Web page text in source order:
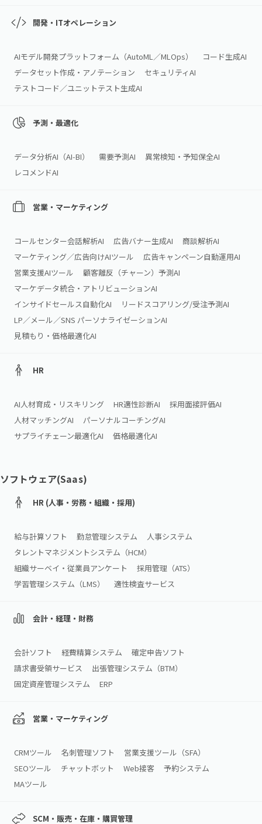
開発・ITオペレーション
AIモデル開発プラットフォーム（AutoML／MLOps）
コード生成AI
データセット作成・アノテーション
セキュリティAI
テストコード／ユニットテスト生成AI
予測・最適化
データ分析AI（AI‑BI） 需要予測AI
異常検知・予知保全AI
レコメンドAI
営業・マーケティング
コールセンター会話解析AI 広告バナー生成AI
商談解析AI
マーケティング／広告向けAIツール
広告キャンペーン自動運用AI
営業支援AIツール
顧客離反（チャーン）予測AI
マーケデータ統合・アトリビューションAI
インサイドセールス自動化AI
リードスコアリング/受注予測AI
LP／メール／SNS パーソナライゼーションAI
見積もり・価格最適化AI
HR
AI人材育成・リスキリング HR適性診断AI
採用面接評価AI
人材マッチングAI
パーソナルコーチングAI
サプライチェーン最適化AI
価格最適化AI
ソフトウェア(Saas)
HR (人事・労務・組織・採用)
給与計算ソフト 勤怠管理システム
人事システム
タレントマネジメントシステム（HCM）
組織サーベイ・従業員アンケート
採用管理（ATS）
学習管理システム（LMS）
適性検査サービス
会計・経理・財務
会計ソフト 経費精算システム
確定申告ソフト
請求書受領サービス
出張管理システム（BTM）
固定資産管理システム
ERP
営業・マーケティング
CRMツール 名刺管理ソフト
営業支援ツール（SFA）
SEOツール
チャットボット Web接客
予約システム
MAツール
SCM・販売・在庫・購買管理